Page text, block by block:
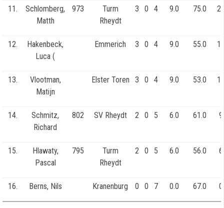
11.
Schlomberg,
Matth
973
Turm
Rheydt
3 0 4 9.0 75.0
12.
Hakenbeck,
Luca (
Emmerich 3 0 4 9.0 55.0
13.
Vlootman,
Matijn
Elster Toren 3 0 4 9.0 53.0
14.
Schmitz,
Richard
802 SV Rheydt 2 0 5 6.0 61.0
15.
Hlawaty,
Pascal
795
Turm
Rheydt
2 0 5 6.0 56.0
16. Berns, Nils Kranenburg 0 0 7 0.0 67.0